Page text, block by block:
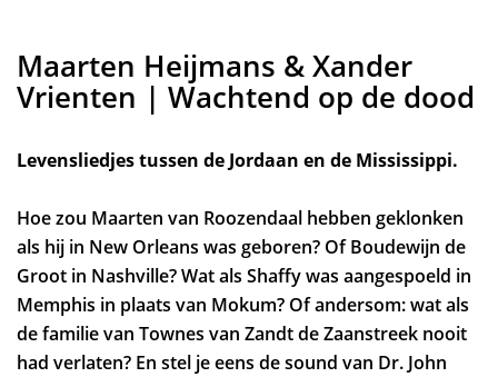
Maarten Heijmans & Xander
Vrienten | Wachtend op de dood
Levensliedjes tussen de Jordaan en de Mississippi.
Hoe zou Maarten van Roozendaal hebben geklonken
als hij in New Orleans was geboren? Of Boudewijn de
Groot in Nashville? Wat als Shaffy was aangespoeld in
Memphis in plaats van Mokum? Of andersom: wat als
de familie van Townes van Zandt de Zaanstreek nooit
had verlaten? En stel je eens de sound van Dr. John